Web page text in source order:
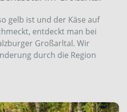
gelb ist und der Käse auf
entdeckt man bei
Großarltal. Wir
durch die Region